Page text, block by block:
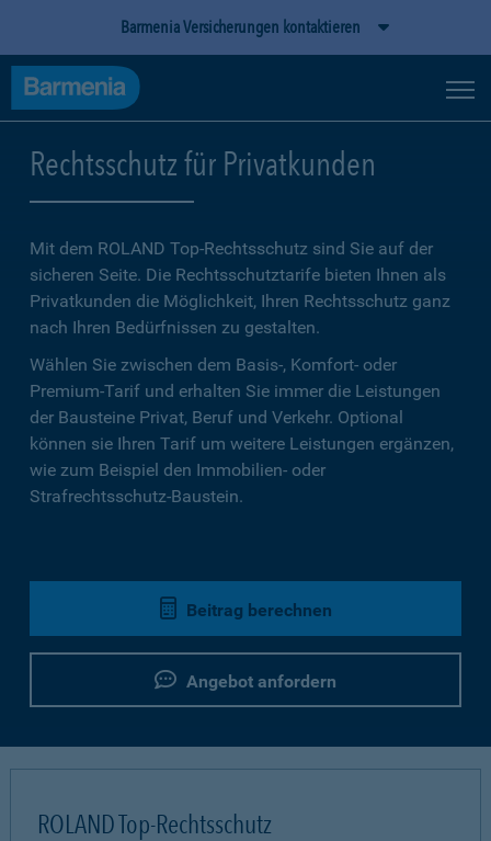
Barmenia Versicherungen kontaktieren
Rechtsschutz für Privatkunden
Mit dem ROLAND Top-Rechtsschutz sind Sie auf der
sicheren Seite. Die Rechtsschutztarife bieten Ihnen als
Privatkunden die Möglichkeit, Ihren Rechtsschutz ganz
nach Ihren Bedürfnissen zu gestalten.
Wählen Sie zwischen dem Basis-, Komfort- oder
Premium-Tarif und erhalten Sie immer die Leistungen
der Bausteine Privat, Beruf und Verkehr. Optional
können sie Ihren Tarif um weitere Leistungen ergänzen,
wie zum Beispiel den Immobilien- oder
Strafrechtsschutz-Baustein.
Beitrag berechnen
Angebot anfordern
ROLAND Top-Rechtsschutz